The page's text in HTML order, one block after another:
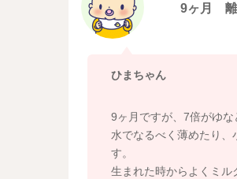
9ヶ月
ひまちゃん
9ヶ月ですが、7倍がゆな
水でなるべく薄めたり
す。
生まれた時からよくミル